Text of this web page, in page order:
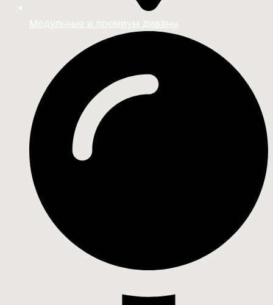
Модульные и премиум диваны